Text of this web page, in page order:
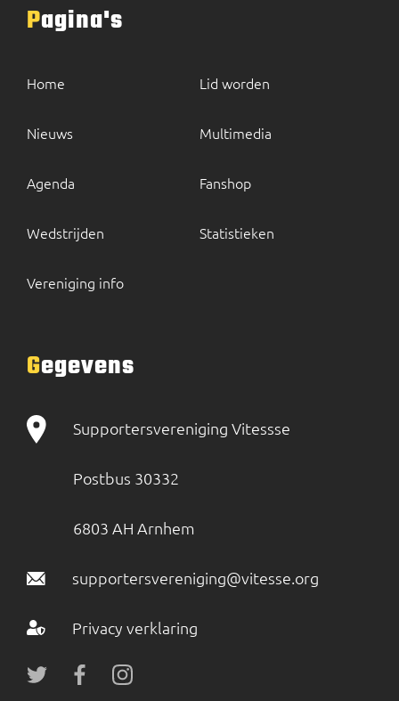
Pagina's
Home
Nieuws
Agenda
Wedstrijden
Vereniging info
Lid worden
Multimedia
Fanshop
Statistieken
Gegevens
Supportersvereniging Vitessse
Postbus 30332
6803 AH Arnhem
supportersvereniging@vitesse.org
Privacy verklaring